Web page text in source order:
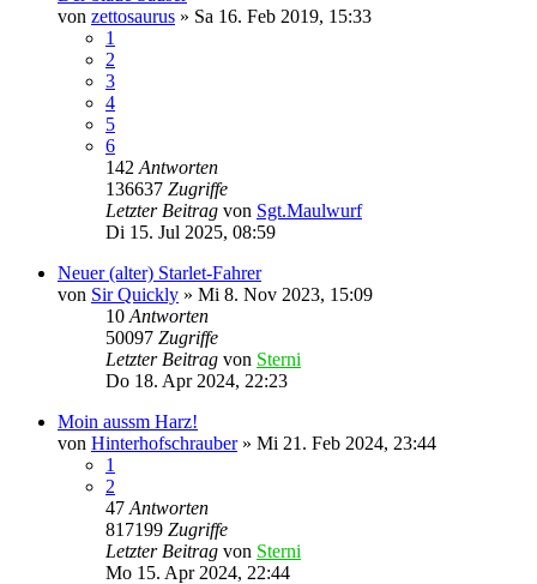
von zettosaurus » Sa 16. Feb 2019, 15:33
1
2
3
4
5
6
142 Antworten
136637 Zugriffe
Letzter Beitrag von Sgt.Maulwurf
Di 15. Jul 2025, 08:59
Neuer (alter) Starlet-Fahrer
von Sir Quickly » Mi 8. Nov 2023, 15:09
10 Antworten
50097 Zugriffe
Letzter Beitrag von Sterni
Do 18. Apr 2024, 22:23
Moin aussm Harz!
von Hinterhofschrauber» Mi 21. Feb 2024, 23:44
1
2
47 Antworten
817199 Zugriffe
Letzter Beitrag von Sterni
Mo 15. Apr 2024, 22:44